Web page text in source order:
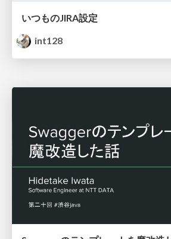
いつものJIRA設定
int128